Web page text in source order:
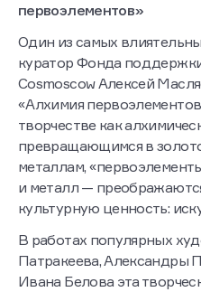
первоэлементов»
Один из самых
куратор Фонда
Cosmoscow Алексей
«Алхимия
творчестве как
превращающимся в
металлам,
и металл —
культурную ценность:
В работах популярных
Патракеева, Александры
Ивана Белова эта